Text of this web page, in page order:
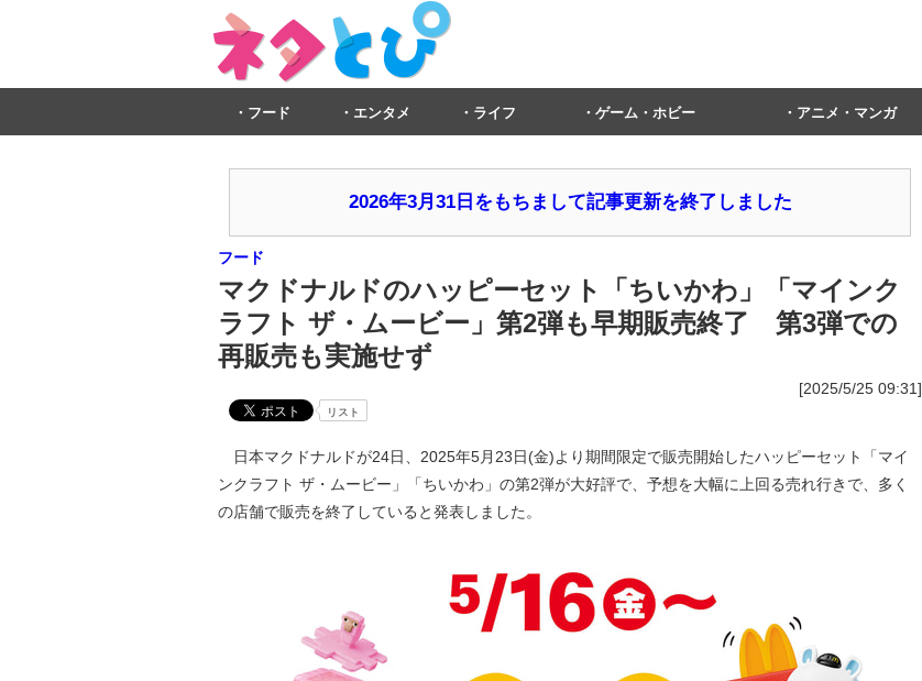
フード エンタメ ライフ ゲーム・ホビー アニメ・マンガ
2026年3月31日をもちまして記事更新を終了しました
フード
マクドナルドのハッピーセット「ちいかわ」「マインク
ラフト ザ・ムービー」第2弾も早期販売終了 第3弾での
再販売も実施せず
[2025/5/25 09:31]
リスト
日本マクドナルドが24日、2025年5月23日(金)より期間限定で販売開始したハッピーセット「マイ
ンクラフト ザ・ムービー」「ちいかわ」の第2弾が大好評で、予想を大幅に上回る売れ行きで、多く
の店舗で販売を終了していると発表しました。